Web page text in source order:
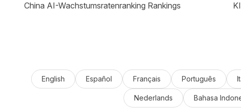
China AI-Wachstumsratenranking Rankings
English Español Français Português
Nederlands Bahasa